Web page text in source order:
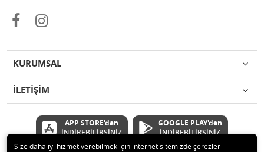
KURUMSAL
İLETİŞİM
APP STORE'dan
İNDİREBİLİRSİNİZ
GOOGLE PLAY'den
İNDİREBİLİRSİNİZ
Size daha iyi hizmet verebilmek için internet sitemizde çerezler